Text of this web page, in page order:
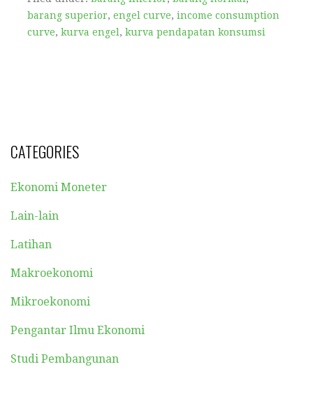
barang superior, engel curve, income consumption
curve, kurva engel , kurva pendapatan konsumsi
CATEGORIES
Ekonomi Moneter
Lain-lain
Latihan
Makroekonomi
Mikroekonomi
Pengantar Ilmu Ekonomi
Studi Pembangunan